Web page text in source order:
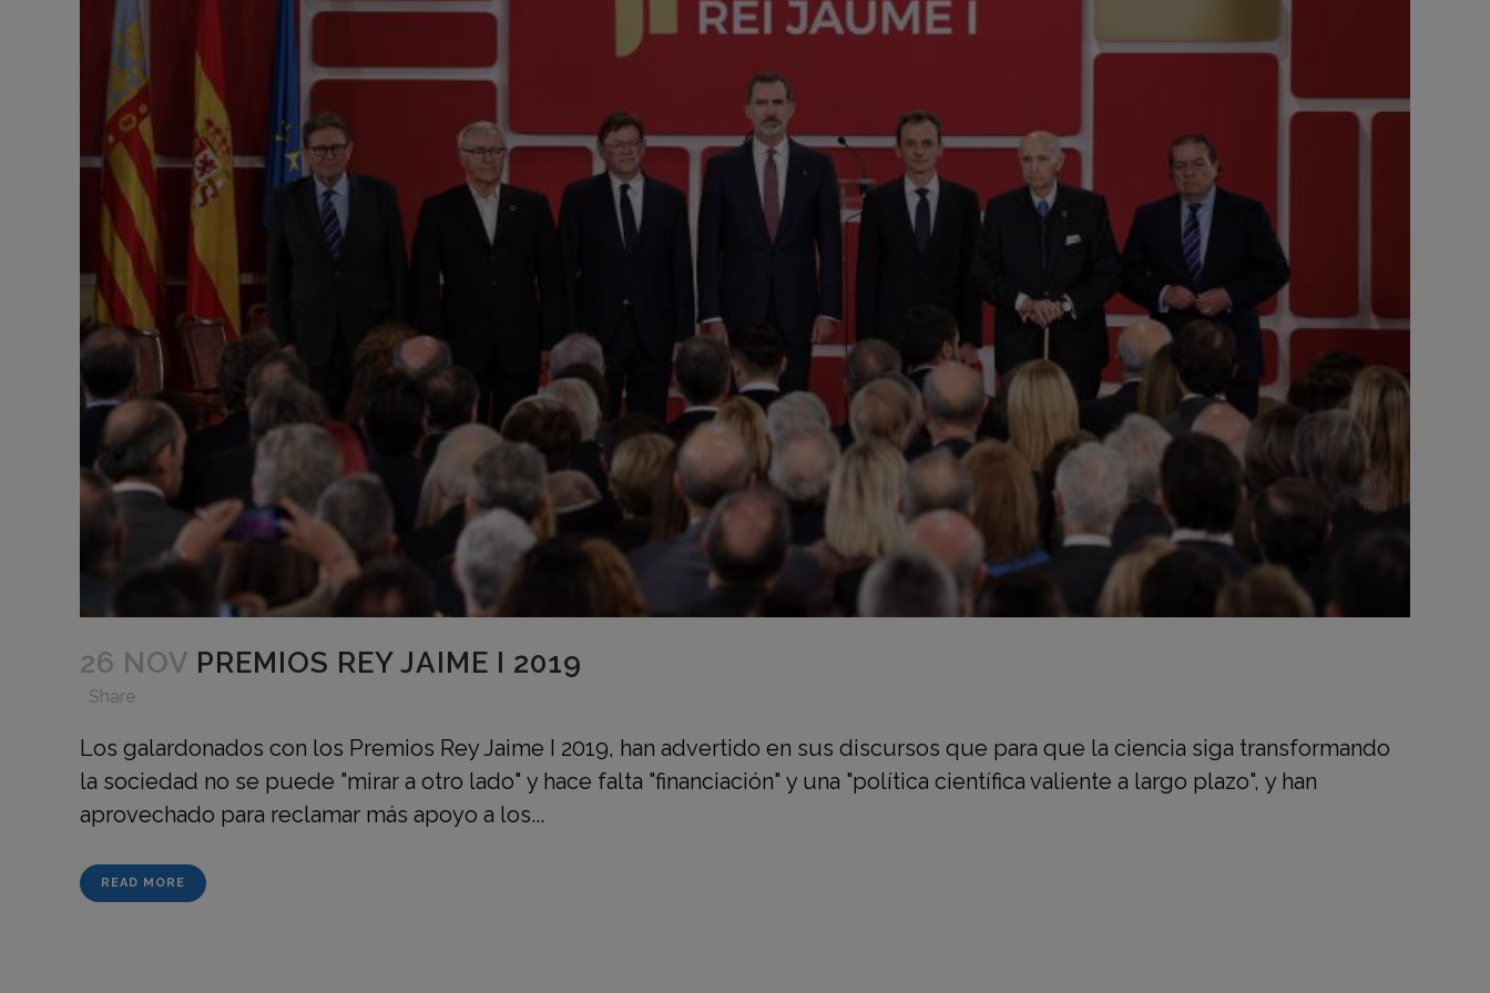
26 NOV PREMIOS REY JAIME I 2019
Share
Los galardonados con los Premios Rey Jaime I 2019, han advertido en sus discursos que para que la ciencia siga transformando
la sociedad no se puede "mirar a otro lado" y hace falta "financiación" y una "política científica valiente a largo plazo", y han
aprovechado para reclamar más apoyo a los...
READ MORE